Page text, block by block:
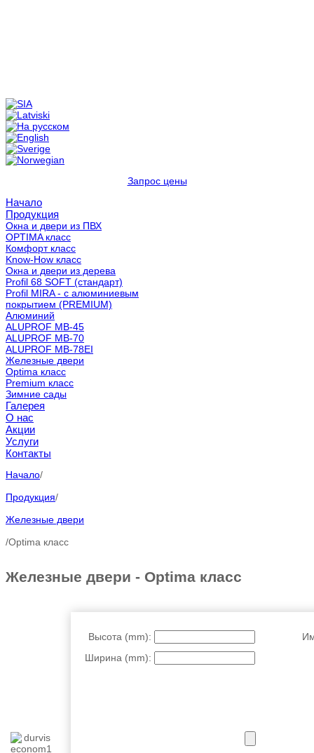
Запрос цены
Начало
Продукция
Окна и двери из ПВХ
OPTIMA класс
Комфорт класс
Know-How класс
Окна и двери из дерева
Profil 68 SOFT (стандарт)
Profil MIRA - с алюминиевым
покрытием (PREMIUM)
Алюминий
ALUPROF MB-45
ALUPROF MB-70
ALUPROF MB-78EI
Железные двери
Optima класс
Premium класс
Зимние сады
Галерея
О нас
Акции
Услуги
Контакты
Начало/
Продукция/
Железные двери
/Optima класс
Железные двери - Optima класс
Высота (mm):
Ширина (mm):